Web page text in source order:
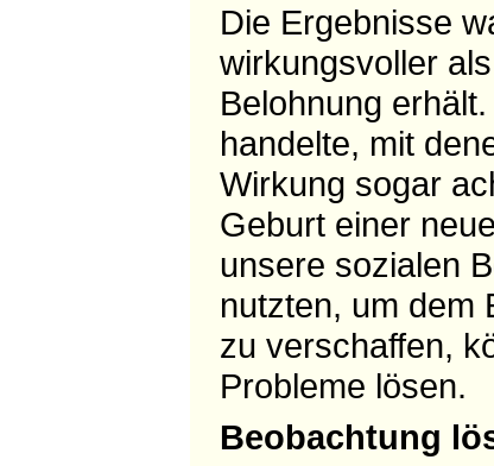
Die Ergebnisse
wirkungsvoller
Belohnung
handelte, mit
Wirkung sogar
Geburt einer
unsere sozialen
nutzten, um dem
zu verschaffen,
Probleme lösen.
Beobachtung